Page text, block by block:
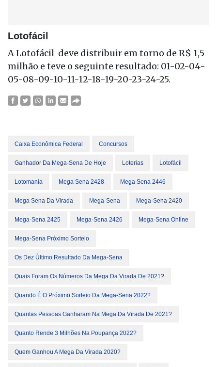
Lotofácil
A Lotofácil deve distribuir em torno de R$ 1,5
milhão e teve o seguinte resultado: 01-02-04-
05-08-09-10-11-12-18-19-20-23-24-25.
Caixa Econômica Federal Concursos
Ganhador Da Mega-Sena De Hoje Loterias Lotofácil
Lotomania Mega Sena 2428 Mega Sena 2446
Mega Sena Da Virada Mega-Sena Mega-Sena 2420
Mega-Sena 2425 Mega-Sena 2426 Mega-Sena Online
Mega-Sena Próximo Sorteio
Os Dez Último Resultado Da Mega-Sena
Quais Foram Os Números Da Mega Da Virada De 2021?
Quando É O Próximo Sorteio Da Mega-Sena 2022?
Quantas Pessoas Ganharam Na Mega Da Virada De 2021?
Quanto Rende 3 Milhões Na Poupança 2022?
Quem Ganhou A Mega Da Virada 2020?